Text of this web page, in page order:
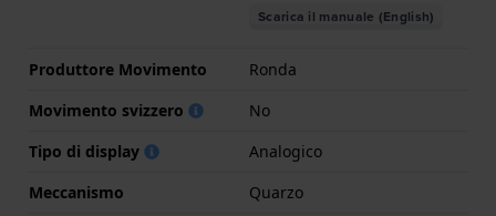
Scarica il manuale (English)
Produttore Movimento
Ronda
Movimento svizzero
No
Tipo di display
Analogico
Meccanismo
Quarzo